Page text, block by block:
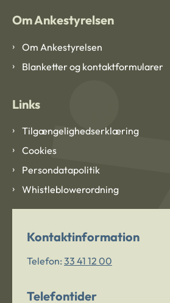
Om Ankestyrelsen
Om Ankestyrelsen
Blanketter og kontaktformularer
Links
Tilgængelighedserklæring
Cookies
Persondatapolitik
Whistleblowerordning
Kontaktinformation
Telefon: 33 41 12 00
Telefontider